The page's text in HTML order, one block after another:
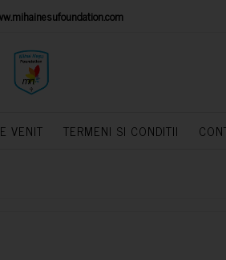
VENIT TERMENI SI CONDITII